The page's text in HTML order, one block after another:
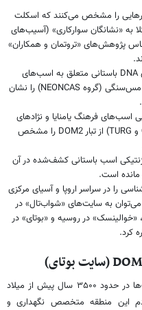
را مشخص می‌کنند که اسکلت
به «نشانگان سوارکاری» (آسیب‌های
پژوهش‌های «تروتمان و همکاران»
شماره‌های ۱۵ تا ۱۹: محل کشف نمونه‌های DNA باستانی متعلق به اسب‌های
دشت‌های نژاد DOM2 در دوره‌های نوسنگی و مس‌سنگی (گروه NEONCAS) را نشان
جغرافیایی اسب‌های فرهنگ یامنایا و نژادهای
وابسته به آن‌ها (گروه‌های ژنتیکی CPONT و TURG) از تبار DOM2 را مشخص
ژنتیکی اسب باستانی کشف‌شده در آن
مانده است.
باستان‌شناسی را در سراسر اروپا و آسیای مرکزی
به سایت‌های «شواب‌تال» در
«خوالینسک» در روسیه و «بوتای» در
کرد.
بسیاری از جانورشناسان توافق دارند که اسب‌ها در حدود ۳۵۰۰ سال پیش از میلاد
این منطقه متخصص نگهداری و